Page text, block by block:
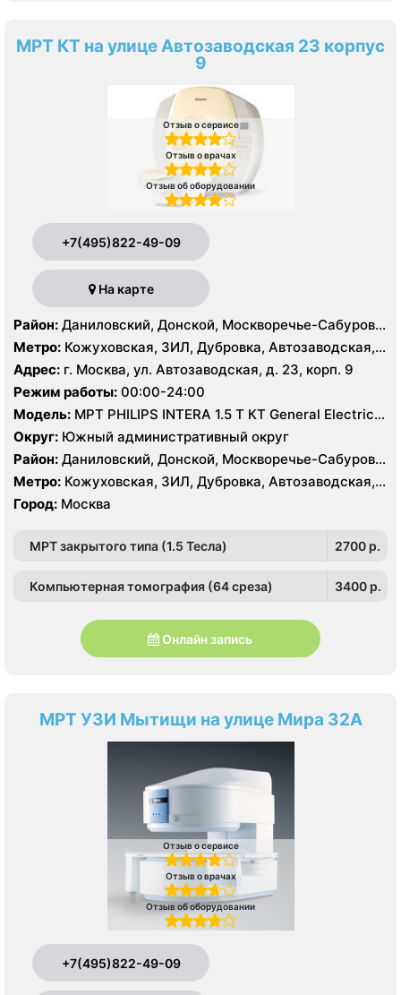
МРТ КТ на улице Автозаводская 23 корпус
9
Отзыв о сервисе
Отзыв о врачах
Отзыв об оборудовании
+7(495)822-49-09
На карте
Район: Даниловский, Донской, Москворечье-Сабурово,
Нагатино-Садовники, Нагатинский Затон, Нагорный
Метро: Кожуховская, ЗИЛ, Дубровка, Автозаводская,
Нагатинская, Технопарк, Тульская, Угрешская
Адрес: г. Москва, ул. Автозаводская, д. 23, корп. 9
Режим работы: 00:00-24:00
Модель: МРТ PHILIPS INTERA 1.5 T КТ General Electric
LIGHT SPEED 64 среза
Округ: Южный административный округ
Район: Даниловский, Донской, Москворечье-Сабурово,
Нагатино-Садовники, Нагатинский Затон, Нагорный
Метро: Кожуховская, ЗИЛ, Дубровка, Автозаводская,
Нагатинская, Технопарк, Тульская, Угрешская
Город: Москва
МРТ закрытого типа (1.5 Тесла) 2700 p.
Компьютерная томография (64 среза) 3400 p.
Онлайн запись
МРТ УЗИ Мытищи на улице Мира 32А
Отзыв о сервисе
Отзыв о врачах
Отзыв об оборудовании
+7(495)822-49-09